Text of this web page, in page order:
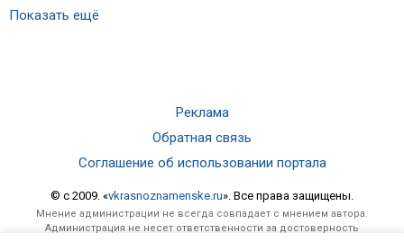
Показать ещё
Реклама
Обратная связь
Соглашение об использовании портала
© c 2009. «vkrasnoznamenske.ru». Все права защищены.
Мнение администрации не всегда совпадает с мнением автора.
Администрация не несет ответственности за достоверность